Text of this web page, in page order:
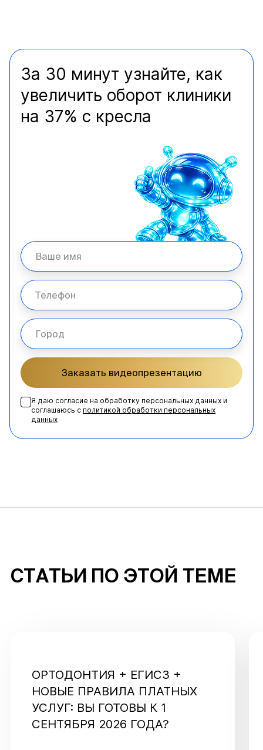
За 30 минут узнайте, как
увеличить оборот клиники
на 37% с кресла
Заказать видеопрезентацию
Я даю согласие на обработку персональных данных и
соглашаюсь с политикой обработки персональных
данных
СТАТЬИ ПО ЭТОЙ ТЕМЕ
ОРТОДОНТИЯ + ЕГИСЗ +
НОВЫЕ ПРАВИЛА ПЛАТНЫХ
УСЛУГ: ВЫ ГОТОВЫ К 1
СЕНТЯБРЯ 2026 ГОДА?